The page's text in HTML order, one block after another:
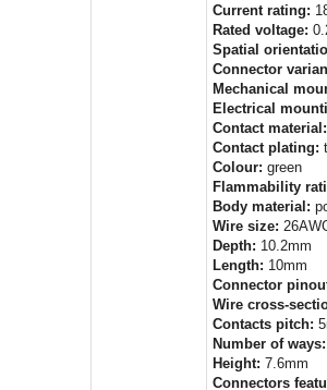
Current rating:
Rated voltage:
Spatial
Connector
Mechanical
Electrical
Contact material:
Contact plating:
Colour: green
Flammability
Body material:
Wire size:
Depth: 10.2mm
Length: 10mm
Connector
Wire cross-
Contacts pitch:
Number of ways:
Height: 7.6mm
Connectors